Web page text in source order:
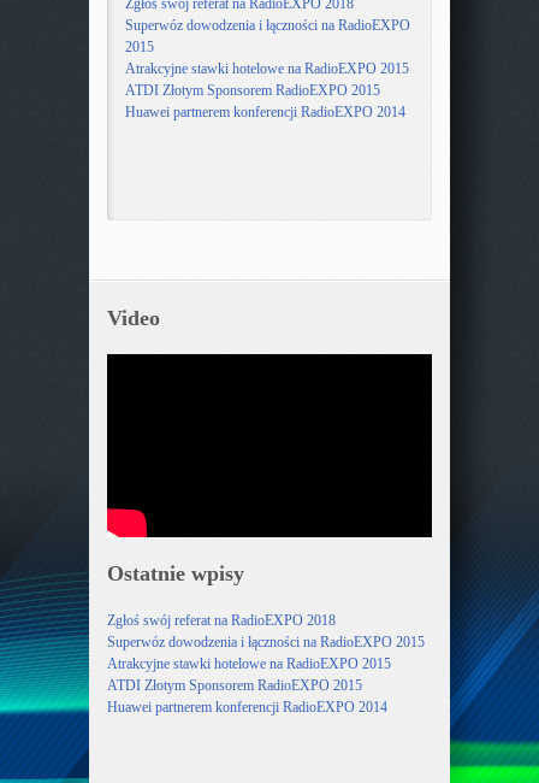
Superwóz dowodzenia i łączności na RadioEXPO
2015
Atrakcyjne stawki hotelowe na RadioEXPO 2015
ATDI Złotym Sponsorem RadioEXPO 2015
Huawei partnerem konferencji RadioEXPO 2014
Video
Ostatnie wpisy
Zgłoś swój referat na RadioEXPO 2018
Superwóz dowodzenia i łączności na RadioEXPO 2015
Atrakcyjne stawki hotelowe na RadioEXPO 2015
ATDI Złotym Sponsorem RadioEXPO 2015
Huawei partnerem konferencji RadioEXPO 2014